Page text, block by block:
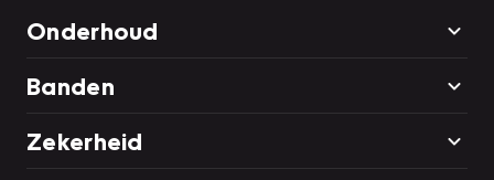
Onderhoud
Banden
Zekerheid